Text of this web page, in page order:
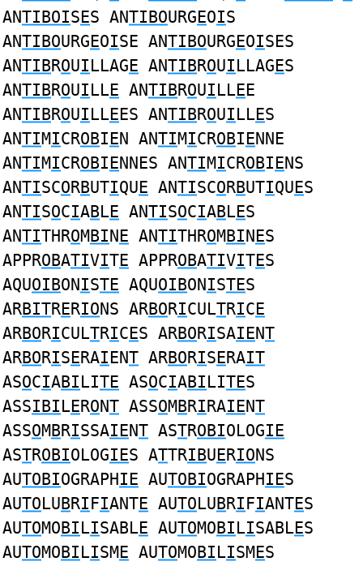
ANTIBOISES ANTIBOURGEOIS
ANTIBOURGEOISE ANTIBOURGEOISES
ANTIBROUILLAGE ANTIBROUILLAGES
ANTIBROUILLE ANTIBROUILLEE
ANTIBROUILLEES ANTIBROUILLES
ANTIMICROBIEN ANTIMICROBIENNE
ANTIMICROBIENNES ANTIMICROBIENS
ANTISCORBUTIQUE ANTISCORBUTIQUES
ANTISOCIABLE ANTISOCIABLES
ANTITHROMBINE ANTITHROMBINES
APPROBATIVITE APPROBATIVITES
AQUOIBONISTE AQUOIBONISTES
ARBITRERIONS ARBORICULTRICE
ARBORICULTRICES ARBORISAIENT
ARBORISERAIENT ARBORISERAIT
ASOCIABILITE ASOCIABILITES
ASSIBILERONT ASSOMBRIRAIENT
ASSOMBRISSAIENT ASTROBIOLOGIE
ASTROBIOLOGIES ATTRIBUERIONS
AUTOBIOGRAPHIE AUTOBIOGRAPHIES
AUTOLUBRIFIANTE AUTOLUBRIFIANTES
AUTOMOBILISABLE AUTOMOBILISABLES
AUTOMOBILISME AUTOMOBILISMES